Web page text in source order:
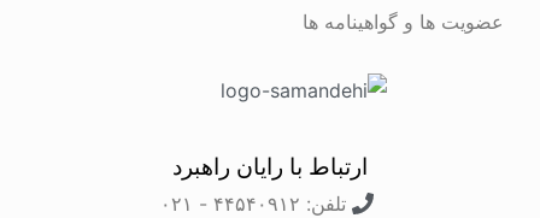
عضویت ها و گواهینامه ها
ارتباط با رایان راهبرد
تلفن: ۴۴۵۴۰۹۱۲ - ۰۲۱